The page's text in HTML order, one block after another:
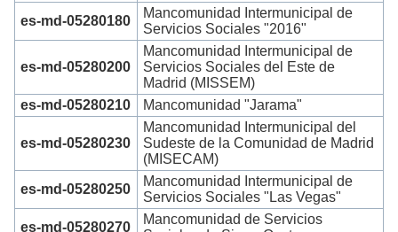
es-md-05280180
Mancomunidad Intermunicipal de
Servicios Sociales "2016"
es-md-05280200
Mancomunidad Intermunicipal de
Servicios Sociales del Este de
Madrid (MISSEM)
es-md-05280210
Mancomunidad "Jarama"
es-md-05280230
Mancomunidad Intermunicipal del
Sudeste de la Comunidad de Madrid
(MISECAM)
es-md-05280250
Mancomunidad Intermunicipal de
Servicios Sociales "Las Vegas"
es-md-05280270
Mancomunidad de Servicios